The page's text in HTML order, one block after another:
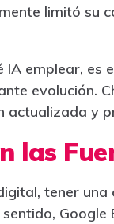
limitó su
emplear, es
evolución.
actualizada y
las
tener